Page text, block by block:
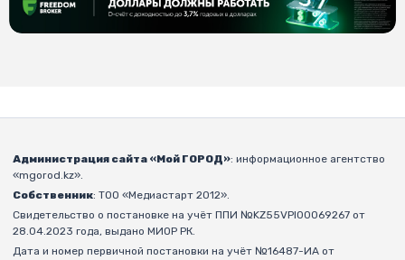
Администрация сайта «Мой ГОРОД»: информационное агентство
«mgorod.kz».
Собственник: ТОО «Медиастарт 2012».
Свидетельство о постановке на учёт ППИ №KZ55VPI00069267 от
28.04.2023 года, выдано МИОР РК.
Дата и номер первичной постановки на учёт №16487-ИА от